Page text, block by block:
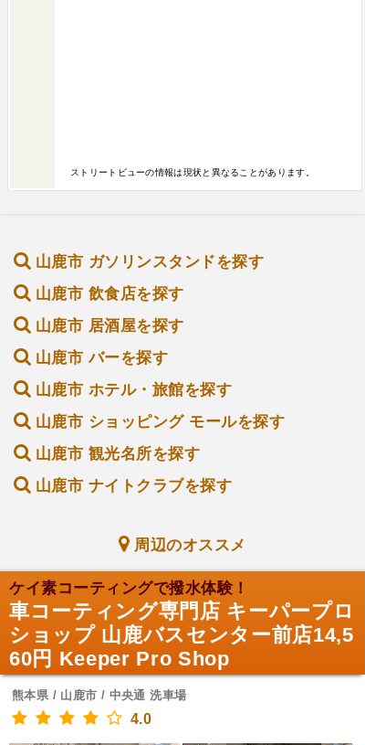
ストリートビューの情報は現状と異なることがあります。
山鹿市 ガソリンスタンドを探す
山鹿市 飲食店を探す
山鹿市 居酒屋を探す
山鹿市 バーを探す
山鹿市 ホテル・旅館を探す
山鹿市 ショッピング モールを探す
山鹿市 観光名所を探す
山鹿市 ナイトクラブを探す
周辺のオススメ
ケイ素コーティングで撥水体験！
車コーティング専門店 キーパープロ
ショップ 山鹿バスセンター前店14,5
60円 Keeper Pro Shop
熊本県 / 山鹿市 / 中央通 洗車場
4.0